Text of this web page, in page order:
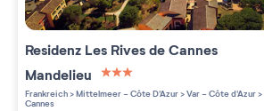
Residenz Les Rives de Cannes
Mandelieu
3 étoiles sur 5
Frankreich>Mittelmeer - Côte D'Azur>Var - Côte d'Azur>
Cannes